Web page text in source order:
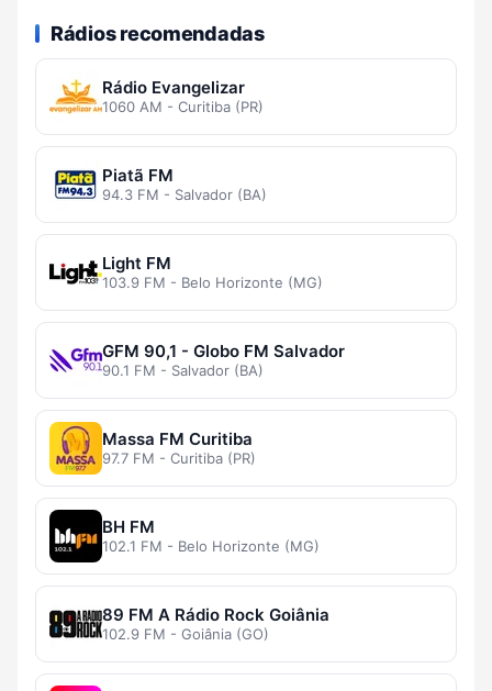
Rádios recomendadas
Rádio Evangelizar
1060 AM - Curitiba (PR)
Piatã FM
94.3 FM - Salvador (BA)
Light FM
103.9 FM - Belo Horizonte (MG)
GFM 90,1 - Globo FM Salvador
90.1 FM - Salvador (BA)
Massa FM Curitiba
97.7 FM - Curitiba (PR)
BH FM
102.1 FM - Belo Horizonte (MG)
89 FM A Rádio Rock Goiânia
102.9 FM - Goiânia (GO)